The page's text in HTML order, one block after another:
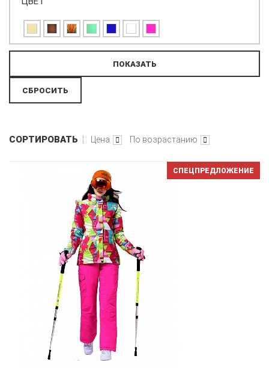
СОРТИРОВАТЬ Цена По возрастанию
СПЕЦПРЕДЛОЖЕНИЕ